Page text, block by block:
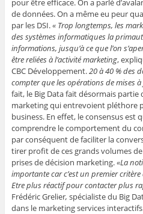
de données. On a même eu peur
par les DSI.« Trop longtemps, les
des systèmes informatiques la
informations, jusqu’à ce que l’on
être reliées à l’activité marketing,
CBC Développement.20 à 40 % des
compter que les opérations de mises
fait, le Big Data fait désormais partie
marketing qui entrevoient pléthore
business. En effet, le consensus
comprendre le comportement du
par conséquent de faciliter la
tirer profit de ces grands volumes
prises de décision marketing.«La
importante car c’est un premier
Etre plus réactif pour contacter plus
Frédéric Grelier, spécialiste du Big
dans le marketing services